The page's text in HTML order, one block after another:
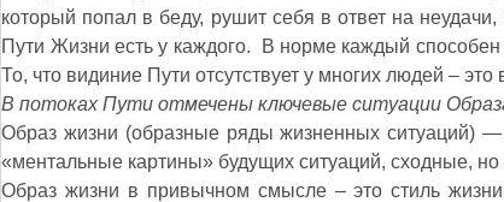
который попал в беду, рушит себя в ответ на
Пути Жизни есть у каждого. В норме каждый
То, что видиние Пути отсутствует у многих людей –
В потоках Пути отмечены ключевые ситуации
Образ жизни (образные ряды жизненных ситуаций) —
«ментальные картины» будущих ситуаций, сходные,
Образ жизни в привычном смысле – это стиль